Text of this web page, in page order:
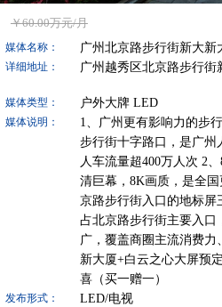
￥60.00万元/月
媒体名称： 广州北京路步行街新大新
详细地址： 广州越秀区北京路步行街
媒体类型： 户外大牌 LED
媒体说明：
1、广州更有影响力的步
步行街十字路口，是广州
人车流量超400万人次 2
清巨幕，8K画质，是全
京路步行街入口的地标屏
占北京路步行街主要入口
广，覆盖商圈主流消费
新大厦+白云之心大屏预
喜（买一赠一）
发布形式： LED/电视